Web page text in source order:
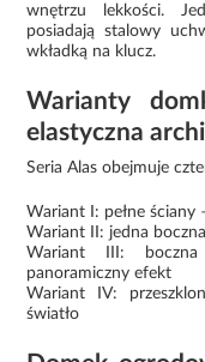
wnętrzu lekkości.
posiadają stalowy
wkładką na klucz.
Warianty
elastyczna
Seria Alas obejmuje
Wariant I: pełne ściany
Wariant II: jedna
Wariant III:
panoramiczny efekt
Wariant IV:
światło